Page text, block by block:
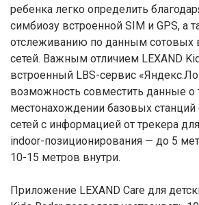
ребенка легко определить
симбиозу встроенной SIM и GPS, а
отслеживанию по данным сотовых
сетей. Важным отличием LEXAND
встроенный LBS-сервис
возможность совместить данные о
местонахождении базовых
сетей с информацией от трекера
indoor-позиционирования — до 5
10-15 метров внутри.
Приложение LEXAND Care для